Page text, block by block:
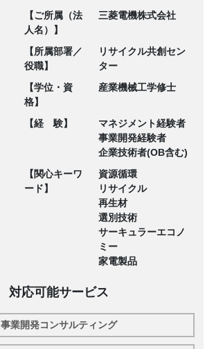
【ご所属（法
人名）】
三菱電機株式会社
【所属部署／
役職】
リサイクル共創セン
ター
【学位・資
格】
産業機械工学修士
【経 験】
マネジメント経験者
事業開発経験者
企業技術者(OB含む)
【関心キーワ
ード】
資源循環
リサイクル
再生材
選別技術
サーキュラーエコノ
ミー
家電製品
対応可能サービス
事業開発コンサルティング